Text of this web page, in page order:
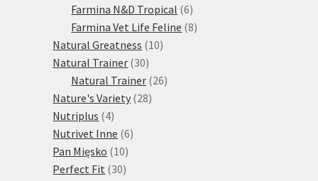
produktů
Farmina N&D Tropical 66
produktů
Farmina Vet Life Feline 88
Natural Greatness 1010
Natural Trainer 3030
produktů
Natural Trainer 2626
Nature's Variety 2828
Nutriplus 44
produkty
Nutrivet Inne 66
Pan Mięsko 1010
produktů
Perfect Fit 3030